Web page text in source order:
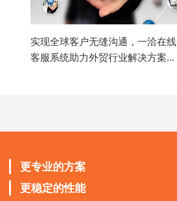
实现全球客户无缝沟通，一洽在线
客服系统助力外贸行业解决方案升
更专业的方案
更稳定的性能